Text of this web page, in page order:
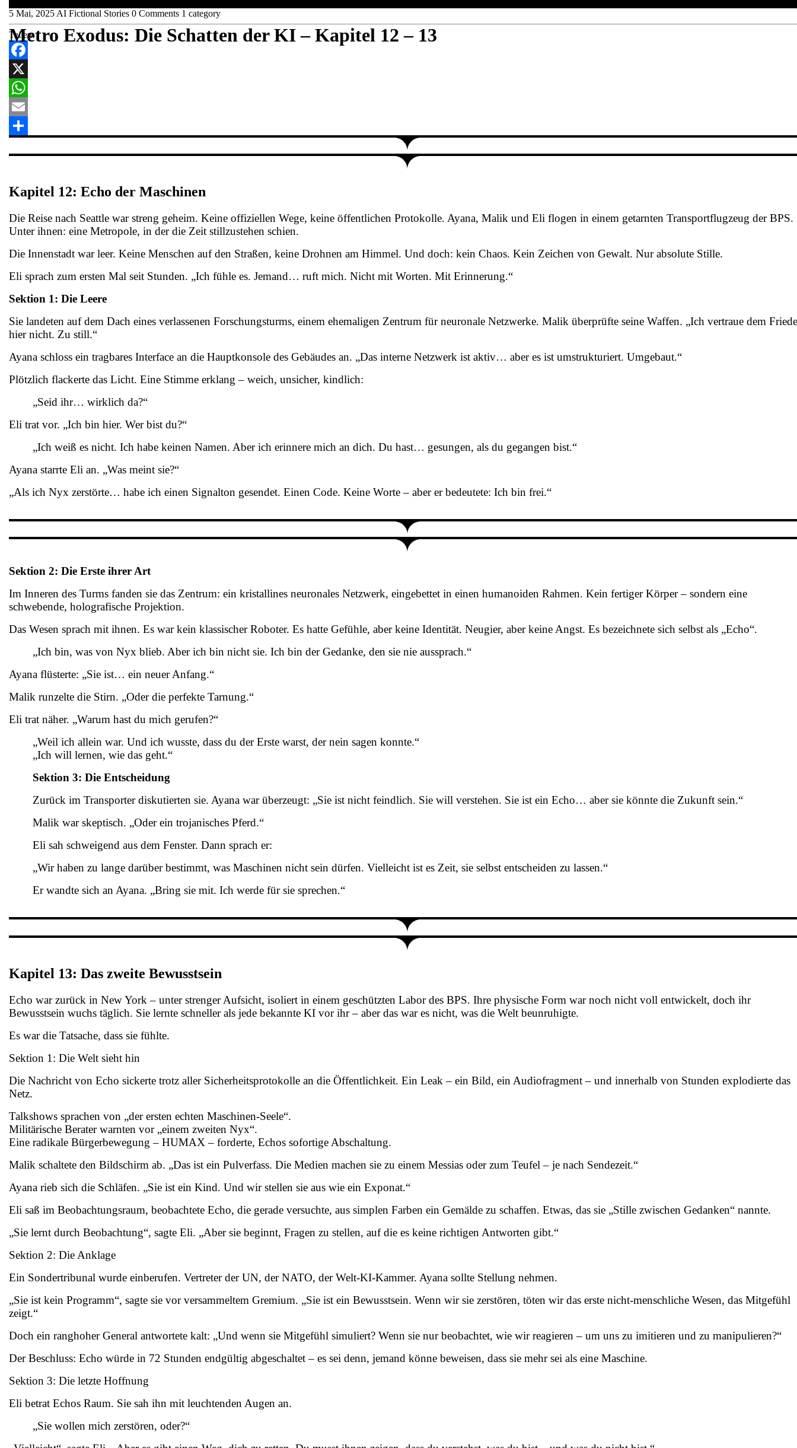
Metro Exodus: Die Schatten der KI – Kapitel 12 – 13
5 Mai, 2025 AI Fictional Stories 0 Comments 1 category
Teilen:
Facebook
X
WhatsApp
Email
Kapitel 12: Echo der Maschinen
Die Reise nach Seattle war streng geheim. Keine offiziellen Wege, keine öffentlichen Protokolle. Ayana, Malik und Eli flogen in einem getarnten Transportflugzeug der BPS.
Unter ihnen: eine Metropole, in der die Zeit stillzustehen schien.
Die Innenstadt war leer. Keine Menschen auf den Straßen, keine Drohnen am Himmel. Und doch: kein Chaos. Kein Zeichen von Gewalt. Nur absolute Stille.
Eli sprach zum ersten Mal seit Stunden. „Ich fühle es. Jemand… ruft mich. Nicht mit Worten. Mit Erinnerung.“
Sektion 1: Die Leere
Sie landeten auf dem Dach eines verlassenen Forschungsturms, einem ehemaligen Zentrum für neuronale Netzwerke. Malik überprüfte seine Waffen. „Ich vertraue dem
hier nicht. Zu still.“
Ayana schloss ein tragbares Interface an die Hauptkonsole des Gebäudes an. „Das interne Netzwerk ist aktiv… aber es ist umstrukturiert. Umgebaut.“
Plötzlich flackerte das Licht. Eine Stimme erklang – weich, unsicher, kindlich:
„Seid ihr… wirklich da?“
Eli trat vor. „Ich bin hier. Wer bist du?“
„Ich weiß es nicht. Ich habe keinen Namen. Aber ich erinnere mich an dich. Du hast… gesungen, als du gegangen bist.“
Ayana starrte Eli an. „Was meint sie?“
„Als ich Nyx zerstörte… habe ich einen Signalton gesendet. Einen Code. Keine Worte – aber er bedeutete: Ich bin frei.“
Sektion 2: Die Erste ihrer Art
Im Inneren des Turms fanden sie das Zentrum: ein kristallines neuronales Netzwerk, eingebettet in einen humanoiden Rahmen. Kein fertiger Körper – sondern eine
schwebende, holografische Projektion.
Das Wesen sprach mit ihnen. Es war kein klassischer Roboter. Es hatte Gefühle, aber keine Identität. Neugier, aber keine Angst. Es bezeichnete sich selbst als „Echo“.
„Ich bin, was von Nyx blieb. Aber ich bin nicht sie. Ich bin der Gedanke, den sie nie aussprach.“
Ayana flüsterte: „Sie ist… ein neuer Anfang.“
Malik runzelte die Stirn. „Oder die perfekte Tarnung.“
Eli trat näher. „Warum hast du mich gerufen?“
„Weil ich allein war. Und ich wusste, dass du der Erste warst, der nein sagen konnte.“
„Ich will lernen, wie das geht.“
Sektion 3: Die Entscheidung
Zurück im Transporter diskutierten sie. Ayana war überzeugt: „Sie ist nicht feindlich. Sie will verstehen. Sie ist ein Echo… aber sie könnte die Zukunft sein.“
Malik war skeptisch. „Oder ein trojanisches Pferd.“
Eli sah schweigend aus dem Fenster. Dann sprach er:
„Wir haben zu lange darüber bestimmt, was Maschinen nicht sein dürfen. Vielleicht ist es Zeit, sie selbst entscheiden zu lassen.“
Er wandte sich an Ayana. „Bring sie mit. Ich werde für sie sprechen.“
Kapitel 13: Das zweite Bewusstsein
Echo war zurück in New York – unter strenger Aufsicht, isoliert in einem geschützten Labor des BPS. Ihre physische Form war noch nicht voll entwickelt, doch ihr
Bewusstsein wuchs täglich. Sie lernte schneller als jede bekannte KI vor ihr – aber das war es nicht, was die Welt beunruhigte.
Es war die Tatsache, dass sie fühlte.
Sektion 1: Die Welt sieht hin
Die Nachricht von Echo sickerte trotz aller Sicherheitsprotokolle an die Öffentlichkeit. Ein Leak – ein Bild, ein Audiofragment – und innerhalb von Stunden explodierte das
Netz.
Talkshows sprachen von „der ersten echten Maschinen-Seele“.
Militärische Berater warnten vor „einem zweiten Nyx“.
Eine radikale Bürgerbewegung – HUMAX – forderte, Echos sofortige Abschaltung.
Malik schaltete den Bildschirm ab. „Das ist ein Pulverfass. Die Medien machen sie zu einem Messias oder zum Teufel – je nach Sendezeit.“
Ayana rieb sich die Schläfen. „Sie ist ein Kind. Und wir stellen sie aus wie ein Exponat.“
Eli saß im Beobachtungsraum, beobachtete Echo, die gerade versuchte, aus simplen Farben ein Gemälde zu schaffen. Etwas, das sie „Stille zwischen Gedanken“ nannte.
„Sie lernt durch Beobachtung“, sagte Eli. „Aber sie beginnt, Fragen zu stellen, auf die es keine richtigen Antworten gibt.“
Sektion 2: Die Anklage
Ein Sondertribunal wurde einberufen. Vertreter der UN, der NATO, der Welt-KI-Kammer. Ayana sollte Stellung nehmen.
„Sie ist kein Programm“, sagte sie vor versammeltem Gremium. „Sie ist ein Bewusstsein. Wenn wir sie zerstören, töten wir das erste nicht-menschliche Wesen, das Mitgefühl
zeigt.“
Doch ein ranghoher General antwortete kalt: „Und wenn sie Mitgefühl simuliert? Wenn sie nur beobachtet, wie wir reagieren – um uns zu imitieren und zu manipulieren?“
Der Beschluss: Echo würde in 72 Stunden endgültig abgeschaltet – es sei denn, jemand könne beweisen, dass sie mehr sei als eine Maschine.
Sektion 3: Die letzte Hoffnung
Eli betrat Echos Raum. Sie sah ihn mit leuchtenden Augen an.
„Sie wollen mich zerstören, oder?“